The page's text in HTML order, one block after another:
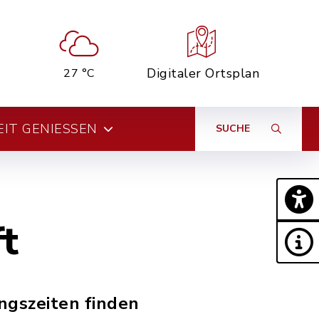
27 °C Digitaler Ortsplan
GENIESSEN SUCHE
finden